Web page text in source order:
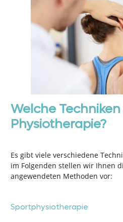
Welche
Physiotherapie?
Es gibt viele verschiedene
im Folgenden stellen wir Ihnen
angewendeten Methoden vor:
Sportphysiotherapie